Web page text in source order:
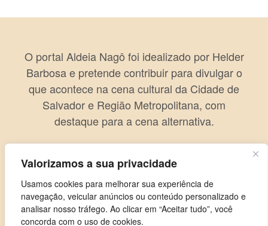
Valorizamos a sua privacidade
Usamos cookies para melhorar sua experiência de
navegação, veicular anúncios ou conteúdo personalizado e
analisar nosso tráfego. Ao clicar em “Aceitar tudo”, você
concorda com o uso de cookies.
O portal Aldeia Nagô foi idealizado por Helder
Barbosa e pretende contribuir para divulgar o
que acontece na cena cultural da Cidade de
Salvador e Região Metropolitana, com
destaque para a cena alternativa.